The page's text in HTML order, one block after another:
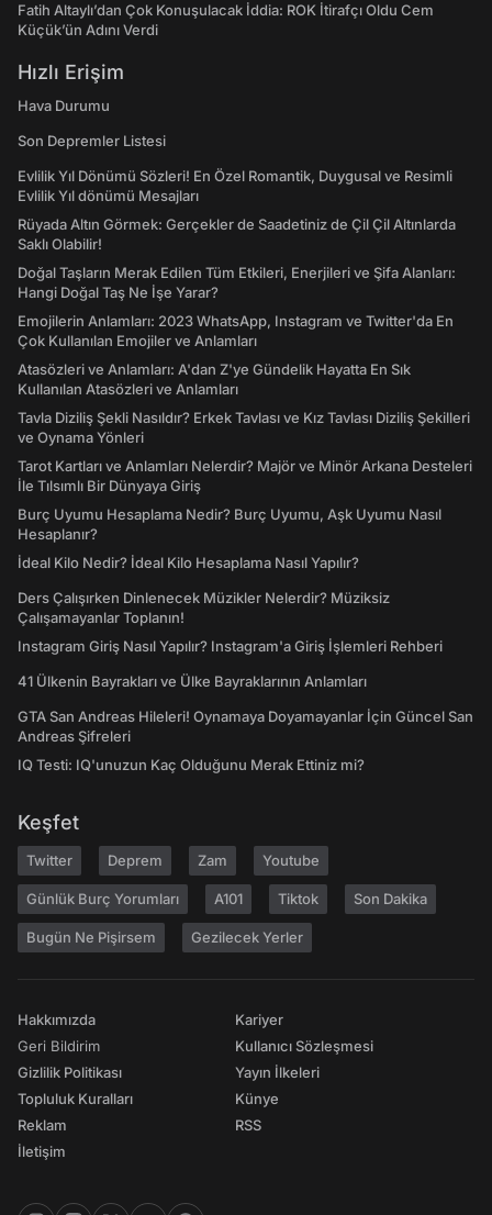
Fatih Altaylı’dan Çok Konuşulacak İddia: ROK İtirafçı Oldu Cem
Küçük’ün Adını Verdi
Hızlı Erişim
Hava Durumu
Son Depremler Listesi
Evlilik Yıl Dönümü Sözleri! En Özel Romantik, Duygusal ve Resimli
Evlilik Yıl dönümü Mesajları
Rüyada Altın Görmek: Gerçekler de Saadetiniz de Çil Çil Altınlarda
Saklı Olabilir!
Doğal Taşların Merak Edilen Tüm Etkileri, Enerjileri ve Şifa Alanları:
Hangi Doğal Taş Ne İşe Yarar?
Emojilerin Anlamları: 2023 WhatsApp, Instagram ve Twitter'da En
Çok Kullanılan Emojiler ve Anlamları
Atasözleri ve Anlamları: A'dan Z'ye Gündelik Hayatta En Sık
Kullanılan Atasözleri ve Anlamları
Tavla Diziliş Şekli Nasıldır? Erkek Tavlası ve Kız Tavlası Diziliş Şekilleri
ve Oynama Yönleri
Tarot Kartları ve Anlamları Nelerdir? Majör ve Minör Arkana Desteleri
İle Tılsımlı Bir Dünyaya Giriş
Burç Uyumu Hesaplama Nedir? Burç Uyumu, Aşk Uyumu Nasıl
Hesaplanır?
İdeal Kilo Nedir? İdeal Kilo Hesaplama Nasıl Yapılır?
Ders Çalışırken Dinlenecek Müzikler Nelerdir? Müziksiz
Çalışamayanlar Toplanın!
Instagram Giriş Nasıl Yapılır? Instagram'a Giriş İşlemleri Rehberi
41 Ülkenin Bayrakları ve Ülke Bayraklarının Anlamları
GTA San Andreas Hileleri! Oynamaya Doyamayanlar İçin Güncel San
Andreas Şifreleri
IQ Testi: IQ'unuzun Kaç Olduğunu Merak Ettiniz mi?
Keşfet
Twitter Deprem Zam Youtube
Günlük Burç Yorumları A101 Tiktok Son Dakika
Bugün Ne Pişirsem Gezilecek Yerler
Hakkımızda
Geri Bildirim
Gizlilik Politikası
Topluluk Kuralları
Reklam
İletişim
Kariyer
Kullanıcı Sözleşmesi
Yayın İlkeleri
Künye
RSS